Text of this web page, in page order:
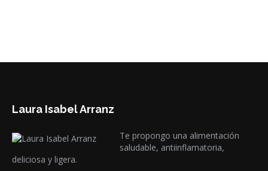
Laura Isabel Arranz
Te propongo una alimentación
saludable, antiinflamatoria,
deliciosa y ligera.